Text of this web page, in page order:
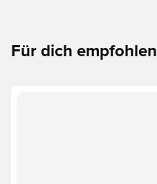
Für dich empfohlen